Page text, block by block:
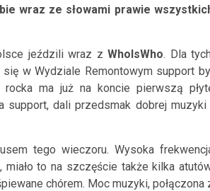
wraz ze słowami prawie
jeździli wraz z WhoIsWho. Dla
w Wydziale Remontowym support
ma już na koncie pierwszą
support, dali przedsmak dobrej muzyki
tego wieczoru. Wysoka
to na szczęście także kilka
chórem. Moc muzyki, połączona